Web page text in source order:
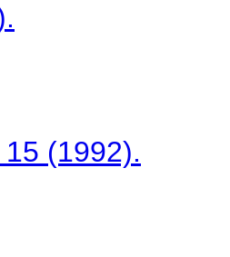
(1992).